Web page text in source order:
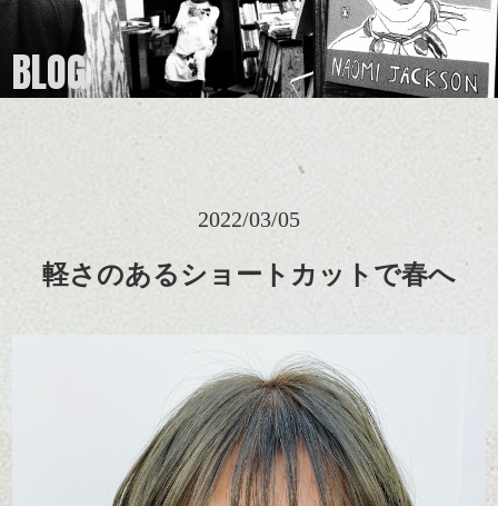
BLOG
2022/03/05
軽さのあるショートカットで春へ